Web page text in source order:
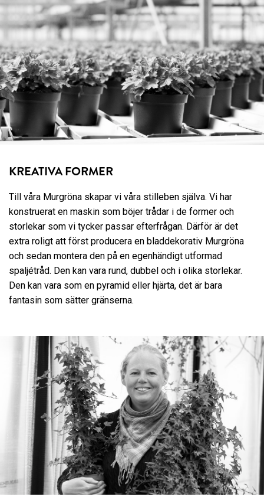
KREATIVA FORMER
Till våra Murgröna skapar vi våra stilleben själva. Vi har
konstruerat en maskin som böjer trådar i de former och
storlekar som vi tycker passar efterfrågan. Därför är det
extra roligt att först producera en bladdekorativ Murgröna
och sedan montera den på en egenhändigt utformad
spaljétråd. Den kan vara rund, dubbel och i olika storlekar.
Den kan vara som en pyramid eller hjärta, det är bara
fantasin som sätter gränserna.